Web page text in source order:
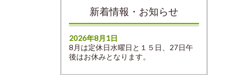
新着情報・お知らせ
2026年8月1日
8月は定休日水曜日と１５日、27日午
後はお休みとなります。